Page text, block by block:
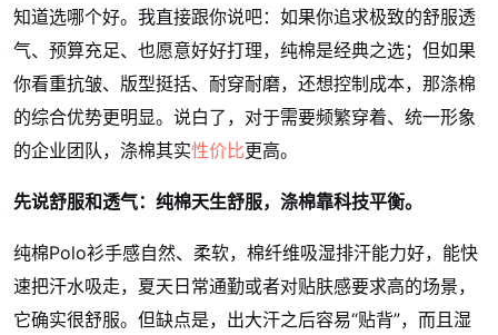
知道选哪个好。我直接跟你说吧：如果你追求极致的舒服透
气、预算充足、也愿意好好打理，纯棉是经典之选；但如果
你看重抗皱、版型挺括、耐穿耐磨，还想控制成本，那涤棉
的综合优势更明显。说白了，对于需要频繁穿着、统一形象
的企业团队，涤棉其实性价比更高。
先说舒服和透气：纯棉天生舒服，涤棉靠科技平衡。
纯棉Polo衫手感自然、柔软，棉纤维吸湿排汗能力好，能快
速把汗水吸走，夏天日常通勤或者对贴肤感要求高的场景，
它确实很舒服。但缺点是，出大汗之后容易“贴背”，而且湿